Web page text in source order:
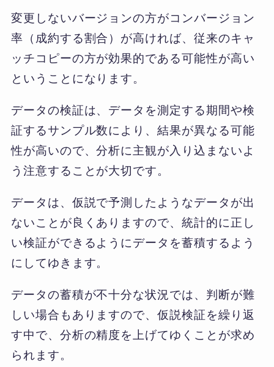
変更しないバージョンの方がコンバージョン
率（成約する割合）が高ければ、従来のキャ
ッチコピーの方が効果的である可能性が高い
ということになります。
データの検証は、データを測定する期間や検
証するサンプル数により、結果が異なる可能
性が高いので、分析に主観が入り込まないよ
う注意することが大切です。
データは、仮説で予測したようなデータが出
ないことが良くありますので、統計的に正し
い検証ができるようにデータを蓄積するよう
にしてゆきます。
データの蓄積が不十分な状況では、判断が難
しい場合もありますので、仮説検証を繰り返
す中で、分析の精度を上げてゆくことが求め
られます。